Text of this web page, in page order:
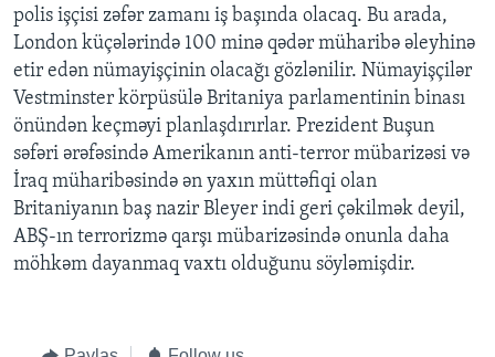
Dillər
polis işçisi zəfər zamanı iş başında olacaq. Bu arada,
London küçələrində 100 minə qədər müharibə əleyhinə
etir edən nümayişçinin olacağı gözlənilir. Nümayişçilər
Vestminster körpüsülə Britaniya parlamentinin binası
önündən keçməyi planlaşdırırlar. Prezident Buşun
səfəri ərəfəsində Amerikanın anti-terror mübarizəsi və
İraq müharibəsində ən yaxın müttəfiqi olan
Britaniyanın baş nazir Bleyer indi geri çəkilmək deyil,
ABŞ-ın terrorizmə qarşı mübarizəsində onunla daha
möhkəm dayanmaq vaxtı olduğunu söyləmişdir.